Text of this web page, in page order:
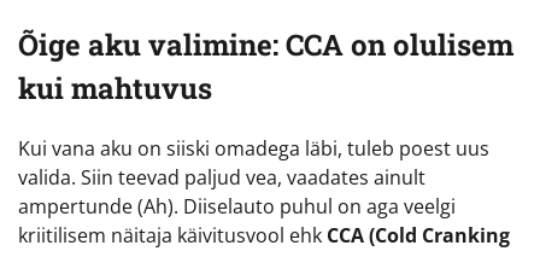
Õige aku valimine: CCA on olulisem
kui mahtuvus
Kui vana aku on siiski omadega läbi, tuleb poest uus
valida. Siin teevad paljud vea, vaadates ainult
ampertunde (Ah). Diiselauto puhul on aga veelgi
kriitilisem näitaja käivitusvool ehk CCA (Cold Cranking